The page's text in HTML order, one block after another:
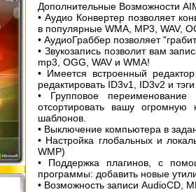
Дополнительные Возможности
• Аудио Конвертер позволяет
в популярные WMA, MP3, WAV,
• АудиоГраббер позволяет
• Звукозапись позволит вам
mp3, OGG, WAV и WMA!
• Имеется встроенный
редактировать ID3v1, ID3v2 и
• Групповое
отсортировать вашу
шаблонов.
• Выключение компьютера в
• Настройка глобальных и
WMP)
• Поддержка плагинов, с
программы: добавить новые
• Возможность записи AudioCD,